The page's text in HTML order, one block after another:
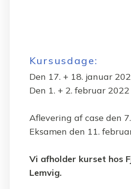
Kursusdage:
Den 17. + 18. januar
Den 1. + 2. februar 2022
Aflevering af case den
Eksamen den 11.
Vi afholder kurset hos
Lemvig.